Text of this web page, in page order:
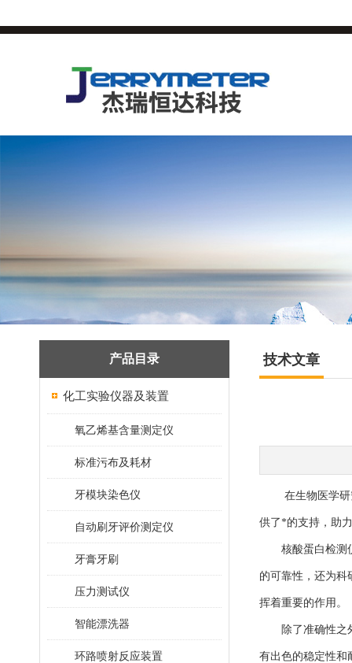
产品目录
化工实验仪器及装置
氧乙烯基含量测定仪
标准污布及耗材
牙模块染色仪
自动刷牙评价测定仪
牙膏牙刷
压力测试仪
智能漂洗器
环路喷射反应装置
技术文章
在生物医学研究
供了*的支持，助
核酸蛋白检测仪
的可靠性，还为科
挥着重要的作用。
除了准确性之外
有出色的稳定性和